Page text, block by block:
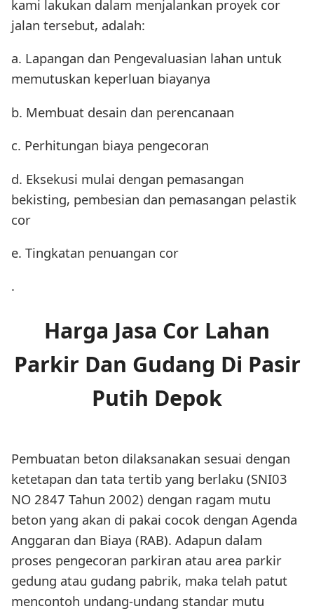
kami lakukan dalam menjalankan proyek cor
jalan tersebut, adalah:
a. Lapangan dan Pengevaluasian lahan untuk
memutuskan keperluan biayanya
b. Membuat desain dan perencanaan
c. Perhitungan biaya pengecoran
d. Eksekusi mulai dengan pemasangan
bekisting, pembesian dan pemasangan pelastik
cor
e. Tingkatan penuangan cor
.
Harga Jasa Cor Lahan
Parkir Dan Gudang Di Pasir
Putih Depok
Pembuatan beton dilaksanakan sesuai dengan
ketetapan dan tata tertib yang berlaku (SNI03
NO 2847 Tahun 2002) dengan ragam mutu
beton yang akan di pakai cocok dengan Agenda
Anggaran dan Biaya (RAB). Adapun dalam
proses pengecoran parkiran atau area parkir
gedung atau gudang pabrik, maka telah patut
mencontoh undang-undang standar mutu